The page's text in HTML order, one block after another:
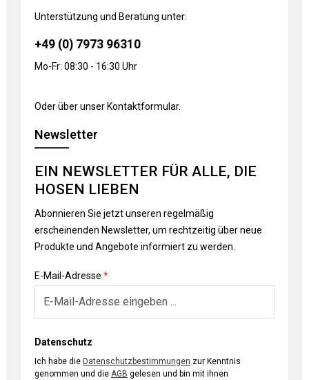
Unterstützung und Beratung unter:
+49 (0) 7973 96310
Mo-Fr: 08:30 - 16:30 Uhr
Oder über unser Kontaktformular.
Newsletter
EIN NEWSLETTER FÜR ALLE, DIE
HOSEN LIEBEN
Abonnieren Sie jetzt unseren regelmäßig
erscheinenden Newsletter, um rechtzeitig über neue
Produkte und Angebote informiert zu werden.
E-Mail-Adresse *
Datenschutz
Ich habe die Datenschutzbestimmungen
genommen und die AGB